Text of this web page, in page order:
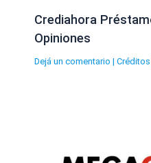
Crediahora
Opiniones
Dejá un comentario | Créditos